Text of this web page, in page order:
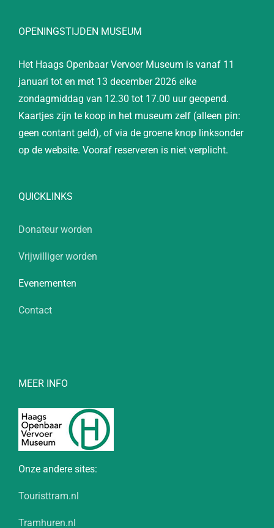
OPENINGSTIJDEN MUSEUM
Het Haags Openbaar Vervoer Museum is vanaf 11
januari tot en met 13 december 2026 elke
zondagmiddag van 12.30 tot 17.00 uur geopend.
Kaartjes zijn te koop in het museum zelf (alleen pin:
geen contant geld), of via de groene knop linksonder
op de website. Vooraf reserveren is niet verplicht.
QUICKLINKS
Donateur worden
Vrijwilliger worden
Evenementen
Contact
MEER INFO
Onze andere sites:
Touristtram.nl
Tramhuren.nl